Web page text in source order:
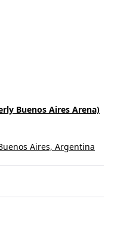
Buenos Aires Arena)
Aires, Argentina